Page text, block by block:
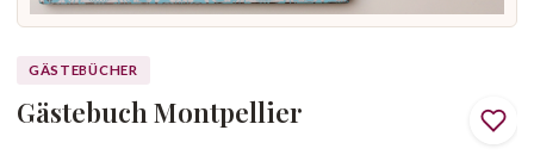
GÄSTEBÜCHER
Gästebuch Montpellier